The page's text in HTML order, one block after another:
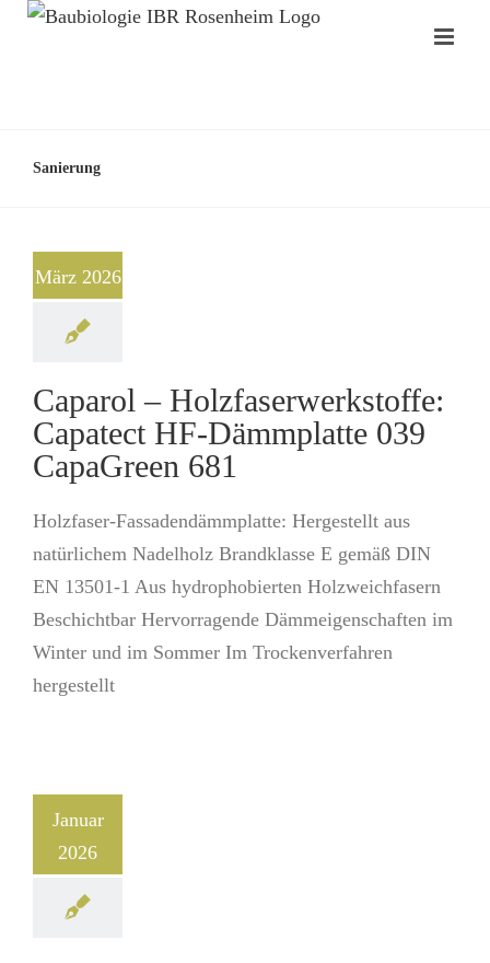
Sanierung
März 2026
Caparol – Holzfaserwerkstoffe:
Capatect HF-Dämmplatte 039
CapaGreen 681
Holzfaser-Fassadendämmplatte: Hergestellt aus
natürlichem Nadelholz Brandklasse E gemäß DIN
EN 13501-1 Aus hydrophobierten Holzweichfasern
Beschichtbar Hervorragende Dämmeigenschaften im
Winter und im Sommer Im Trockenverfahren
hergestellt
Januar
2026